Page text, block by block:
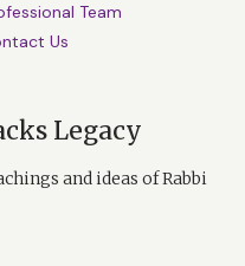
Team
Us
Legacy
and ideas of Rabbi